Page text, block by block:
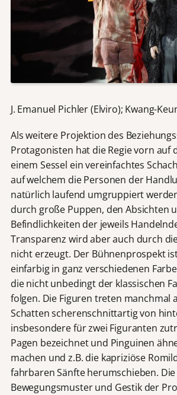
J. Emanuel Pichler (Elviro); Kwang-
Als weitere Projektion des
Protagonisten hat die Regie vorn auf
einem Sessel ein vereinfachtes
auf welchem die Personen der
natürlich laufend umgruppiert
durch große Puppen, den Absichten
Befindlichkeiten der jeweils
Transparenz wird aber auch durch
nicht erzeugt. Der Bühnenprospekt
einfarbig in ganz verschiedenen
die nicht unbedingt der klassischen
folgen. Die Figuren treten manchmal
Schatten scherenschnittartig von
insbesondere für zwei Figuranten
Pagen bezeichnet und Pinguinen
machen und z.B. die kapriziöse
fahrbaren Sänfte herumschieben. Die
Bewegungsmuster und Gestik der